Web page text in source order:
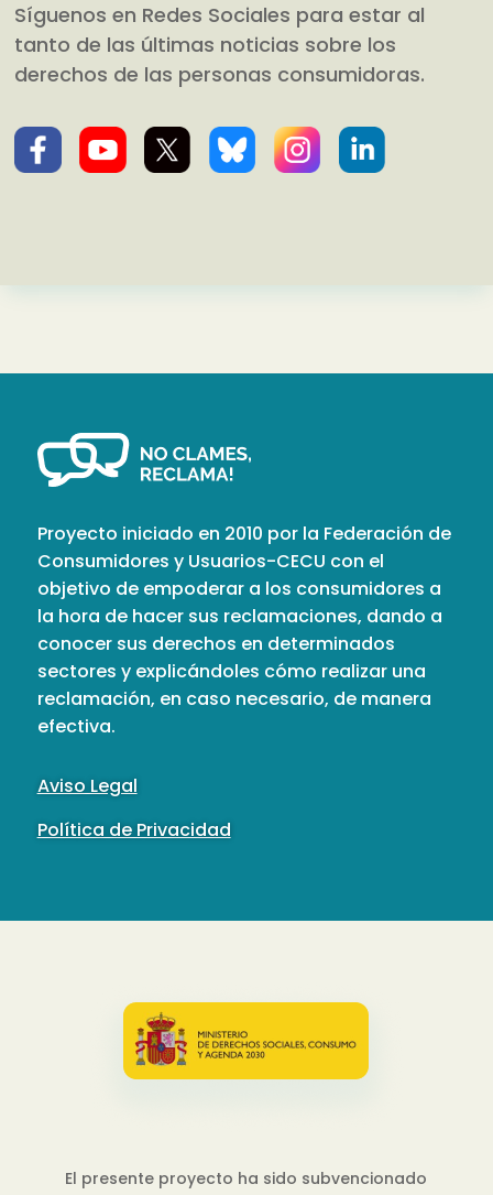
Síguenos en Redes Sociales para estar al
tanto de las últimas noticias sobre los
derechos de las personas consumidoras.
Proyecto iniciado en 2010 por la Federación de
Consumidores y Usuarios-CECU con el
objetivo de empoderar a los consumidores a
la hora de hacer sus reclamaciones, dando a
conocer sus derechos en determinados
sectores y explicándoles cómo realizar una
reclamación, en caso necesario, de manera
efectiva.
Aviso Legal
Política de Privacidad
El presente proyecto ha sido subvencionado